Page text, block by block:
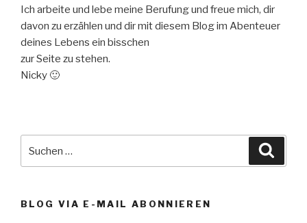
Ich arbeite und lebe meine Berufung und freue mich, dir
davon zu erzählen und dir mit diesem Blog im Abenteuer
deines Lebens ein bisschen
zur Seite zu stehen.
Nicky 🙂
nach:
BLOG VIA E-MAIL ABONNIEREN